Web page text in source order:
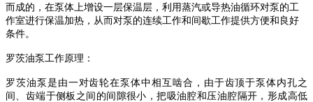
而成的，在泵体上增设一层保温层，利用蒸汽或导热油循环对泵的工
作室进行保温加热，从而对泵的连续工作和间歇工作提供方便和良好
条件。
罗茨油泵工作原理：
罗茨油泵 是由一对齿轮在泵体中相互啮合，由于齿顶于泵体内孔之
间、齿端于侧板之间的间隙很小，把吸油腔和压油腔隔开，形成高低